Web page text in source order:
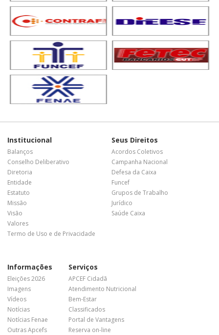
Institucional
Balanços
Conselho Deliberativo
Diretoria
Entidade
Estatuto
Missão
Visão
Valores
Termo de Uso e de Privacidade
Seus Direitos
Acordos Coletivos
Campanha Nacional
Defesa da Caixa
Funcef
Grupos de Trabalho
Jurídico
Saúde Caixa
Informações
Eleições 2026
Imagens
Vídeos
Notícias
Notícias Fenae
Outras Apcefs
Serviços
APCEF Cidadã
Atendimento Nutricional
Bem-Estar
Classificados
Portal de Vantagens
Reserva on-line